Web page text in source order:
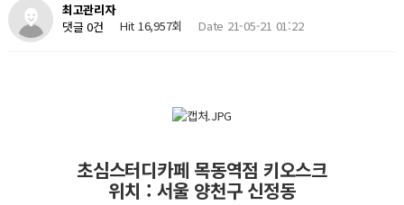
최고관리자
댓글 0건
Hit 16,957회 Date 21-05-21 01:22
초심스터디카페 목동역점 키오스크
위치 : 서울 양천구 신정동